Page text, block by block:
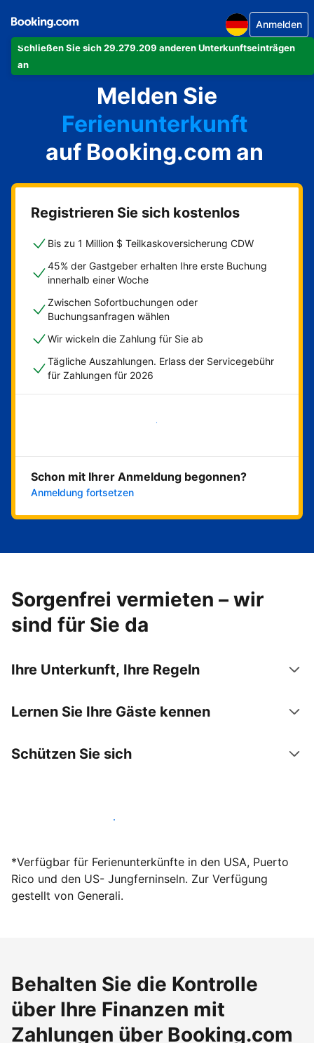
Schließen Sie sich 29.279.209 anderen Unterkunftseinträgen
an
Anmelden
Melden Sie
Ihre Ferienwohnung
Ihr Hotel
Ferienunterkunft
Ihre Pension
Ihr Bed & Breakfast
auf Booking.com an
Registrieren Sie sich kostenlos
Bis zu 1 Million $ Teilkaskoversicherung CDW
45% der Gastgeber erhalten Ihre erste Buchung
innerhalb einer Woche
Zwischen Sofortbuchungen oder
Buchungsanfragen wählen
Wir wickeln die Zahlung für Sie ab
Tägliche Auszahlungen. Erlass der Servicegebühr
für Zahlungen für 2026
Jetzt loslegen
Schon mit Ihrer Anmeldung begonnen?
Anmeldung fortsetzen
Sorgenfrei vermieten – wir
sind für Sie da
Ihre Unterkunft, Ihre Regeln
Lernen Sie Ihre Gäste kennen
Schützen Sie sich
Werden Sie noch heute Gastgeber
*Verfügbar für Ferienunterkünfte in den USA, Puerto
Rico und den US- Jungferninseln. Zur Verfügung
gestellt von Generali.
Behalten Sie die Kontrolle
über Ihre Finanzen mit
Zahlungen über Booking.com